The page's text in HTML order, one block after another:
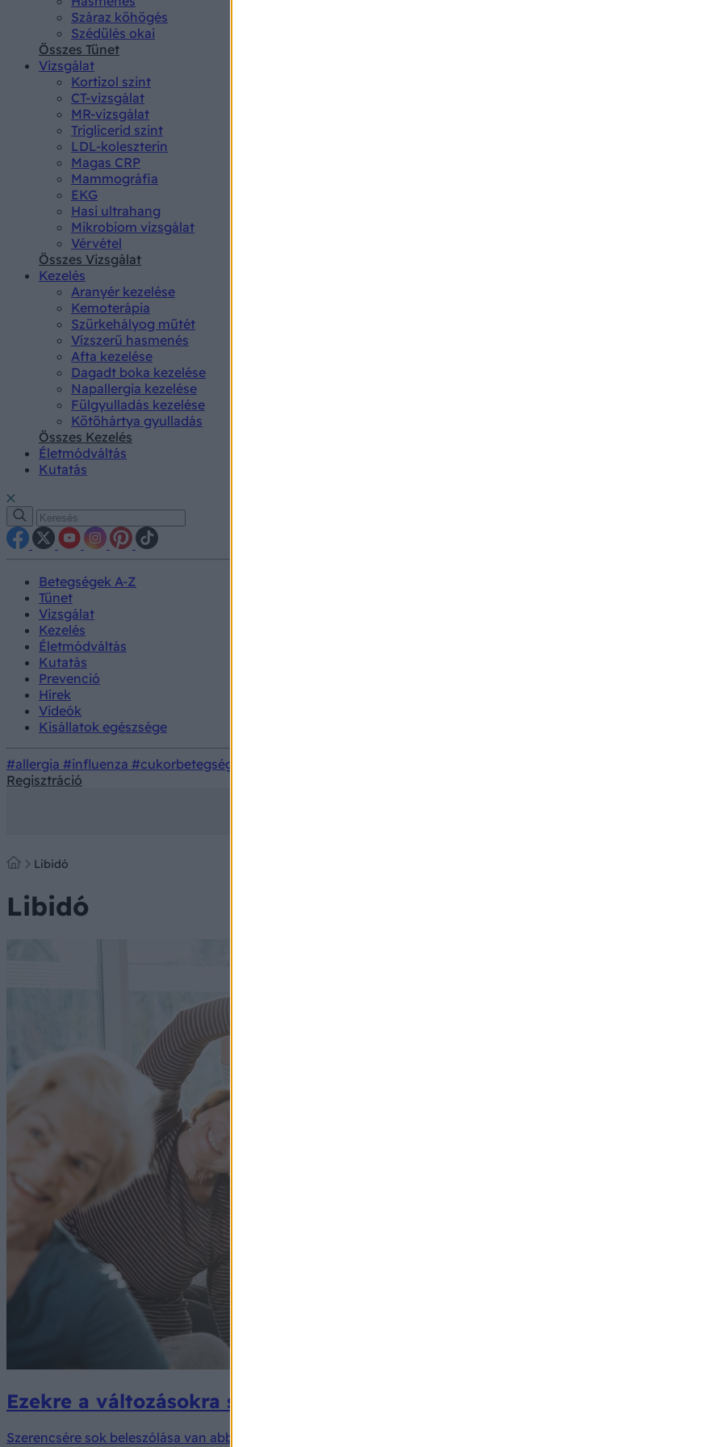
Száraz köhögés
Szédülés okai
Összes Tünet
Vizsgálat
Kortizol szint
CT-vizsgálat
MR-vizsgálat
Triglicerid szint
LDL-koleszterin
Magas CRP
Mammográfia
EKG
Hasi ultrahang
Mikrobiom vizsgálat
Vérvétel
Összes Vizsgálat
Kezelés
Aranyér kezelése
Kemoterápia
Szürkehályog műtét
Vízszerű hasmenés
Afta kezelése
Dagadt boka kezelése
Napallergia kezelése
Fülgyulladás kezelése
Kötőhártya gyulladás
Összes Kezelés
Életmódváltás
Kutatás
Betegségek A-Z
Tünet
Vizsgálat
Kezelés
Életmódváltás
Kutatás
Prevenció
Hírek
Videók
Kisállatok egészsége
#allergia #influenza #cukorbetegség
Regisztráció
Libidó
Libidó
Ezekre a változásokra számíthat ahogy öregszik - és ezeket teheti ekkor
Szerencsére sok beleszólása van abba, hogy miként öregszik.